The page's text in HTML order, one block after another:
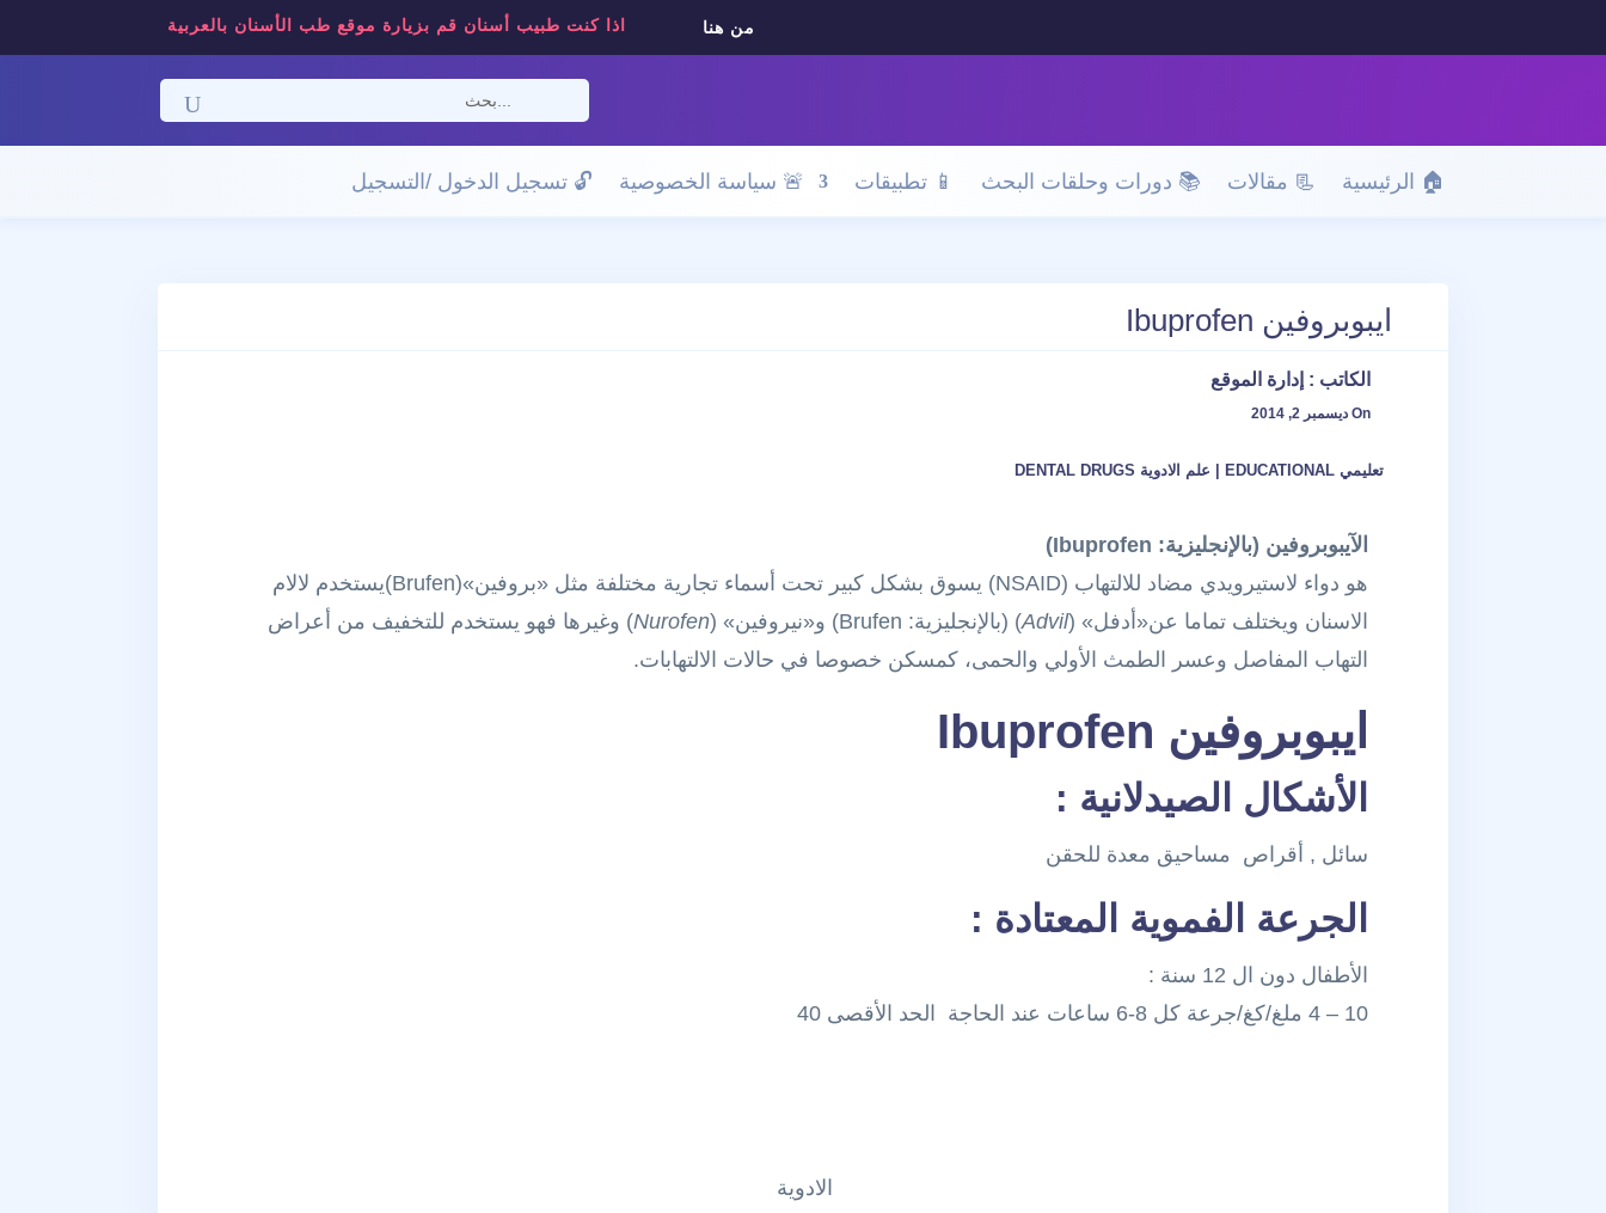
اذا كنت طبيب أسنان قم بزيارة موقع طب الأسنان بالعربية من هنا
🏠 الرئيسية 📃 مقالات 📚 دورات وحلقات البحث 📱 تطبيقات 🚨 سياسة الخصوصية 🔓تسجيل الدخول /التسجيل
ايبوبروفين Ibuprofen
الكاتب : إدارة الموقع
On ديسمبر 2, 2014
تعليمي EDUCATIONAL علم الادوية DENTAL DRUGS
الآيبوبروفين (بالإنجليزية: Ibuprofen)
هو دواء لاستيرويدي مضاد للالتهاب (NSAID) يسوق بشكل كبير تحت أسماء تجارية مختلفة مثل «بروفين»(Brufen)يستخدم لالام
الاسنان ويختلف تماما عن«أدفل» (Advil) (بالإنجليزية: Brufen) و«نيروفين» ( Nurofen) وغيرها فهو يستخدم للتخفيف من أعراض
التهاب المفاصل وعسر الطمث الأولي والحمى، كمسكن خصوصا في حالات الالتهابات.
ايبوبروفين Ibuprofen
الأشكال الصيدلانية :
سائل , أقراص مساحيق معدة للحقن
الجرعة الفموية المعتادة :
الأطفال دون ال 12 سنة :
10 – 4 ملغ/كغ/جرعة كل 8-6 ساعات عند الحاجة الحد الأقصى 40
الادوية